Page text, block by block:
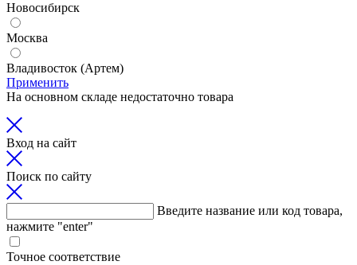
Новосибирск
Москва
Владивосток (Артем)
Применить
На основном складе недостаточно товара
Вход на сайт
Поиск по сайту
Введите название или код товара,
нажмите "enter"
Точное соответствие